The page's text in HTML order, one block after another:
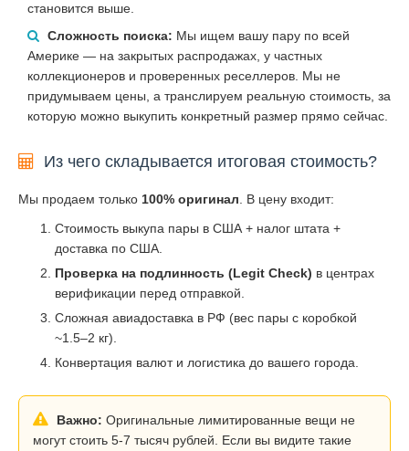
становится выше.
Сложность поиска: Мы ищем вашу пару по всей
Америке — на закрытых распродажах, у частных
коллекционеров и проверенных реселлеров. Мы не
придумываем цены, а транслируем реальную стоимость, за
которую можно выкупить конкретный размер прямо сейчас.
Из чего складывается итоговая стоимость?
Мы продаем только 100% оригинал . В цену входит:
Стоимость выкупа пары в США + налог штата +
доставка по США.
Проверка на подлинность (Legit Check) в центрах
верификации перед отправкой.
Сложная авиадоставка в РФ (вес пары с коробкой
~1.5–2 кг).
Конвертация валют и логистика до вашего города.
Важно: Оригинальные лимитированные вещи не
могут стоить 5-7 тысяч рублей. Если вы видите такие